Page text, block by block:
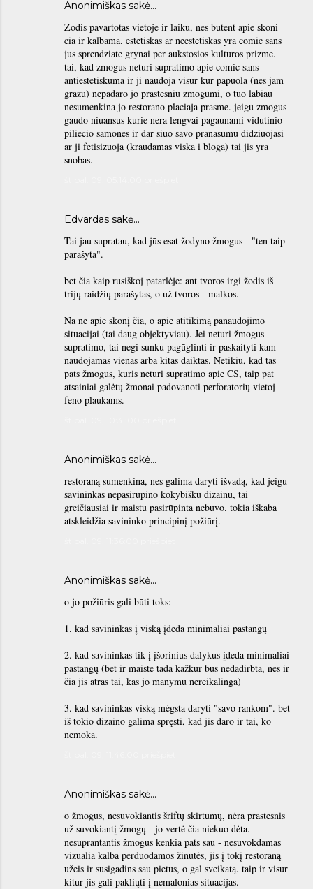
Anonimiškas sakė…
Zodis pavartotas vietoje ir laiku, nes butent apie skoni
cia ir kalbama. estetiskas ar neestetiskas yra comic sans
jus sprendziate grynai per aukstosios kulturos prizme.
tai, kad zmogus neturi supratimo apie comic sans
antiestetiskuma ir ji naudoja visur kur papuola (nes jam
grazu) nepadaro jo prastesniu zmogumi, o tuo labiau
nesumenkina jo restorano placiaja prasme. jeigu zmogus
gaudo niuansus kurie nera lengvai pagaunami vidutinio
piliecio samones ir dar siuo savo pranasumu didziuojasi
ar ji fetisizuoja (kraudamas viska i bloga) tai jis yra
snobas.
Edvardas sakė…
Tai jau supratau, kad jūs esat žodyno žmogus - "ten taip
parašyta".
bet čia kaip rusiškoj patarlėje: ant tvoros irgi žodis iš
trijų raidžių parašytas, o už tvoros - malkos.
Na ne apie skonį čia, o apie atitikimą panaudojimo
situacijai (tai daug objektyviau). Jei neturi žmogus
supratimo, tai negi sunku pagūglinti ir paskaityti kam
naudojamas vienas arba kitas daiktas. Netikiu, kad tas
pats žmogus, kuris neturi supratimo apie CS, taip pat
atsainiai galėtų žmonai padovanoti perforatorių vietoj
feno plaukams.
Anonimiškas sakė…
restoraną sumenkina, nes galima daryti išvadą, kad jeigu
savininkas nepasirūpino kokybišku dizainu, tai
greičiausiai ir maistu pasirūpinta nebuvo. tokia iškaba
atskleidžia savininko principinį požiūrį.
Anonimiškas sakė…
o jo požiūris gali būti toks:
1. kad savininkas į viską įdeda minimaliai pastangų
2. kad savininkas tik į įšorinius dalykus įdeda minimaliai
pastangų (bet ir maiste tada kažkur bus nedadirbta, nes ir
čia jis atras tai, kas jo manymu nereikalinga)
3. kad savininkas viską mėgsta daryti "savo rankom". bet
iš tokio dizaino galima spręsti, kad jis daro ir tai, ko
nemoka.
Anonimiškas sakė…
o žmogus, nesuvokiantis šriftų skirtumų, nėra prastesnis
už suvokiantį žmogų - jo vertė čia niekuo dėta.
nesuprantantis žmogus kenkia pats sau - nesuvokdamas
vizualia kalba perduodamos žinutės, jis į tokį restoraną
užeis ir susigadins sau pietus, o gal sveikatą. taip ir visur
kitur jis gali pakliųti į nemalonias situacijas.